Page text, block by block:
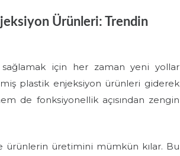
Ürünleri: Trendin
sağlamak için her zaman yeni yollar
plastik enjeksiyon ürünleri giderek
de fonksiyonellik açısından zengin
ürünlerin üretimini mümkün kılar. Bu